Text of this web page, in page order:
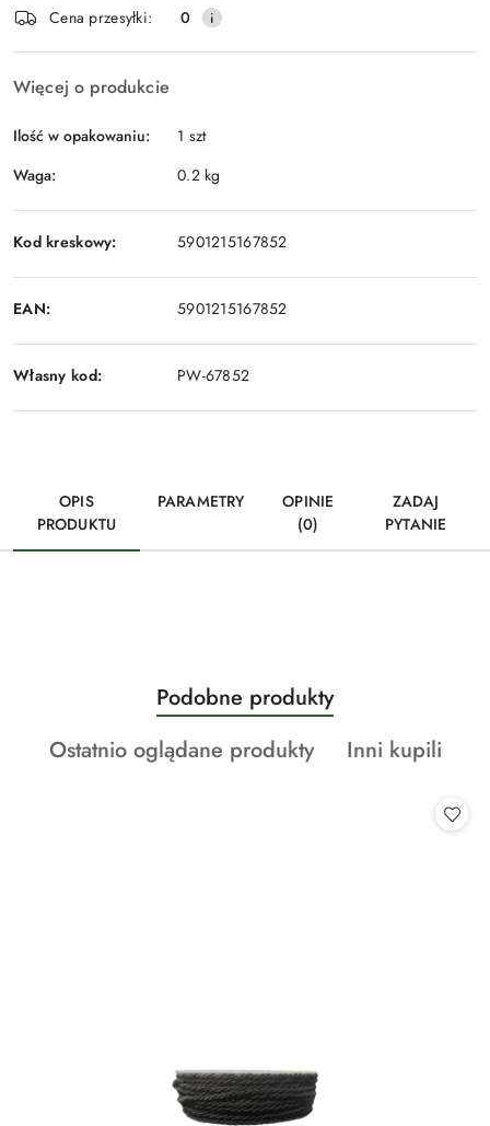
Cena przesyłki:
0
Więcej o produkcie
Ilość w opakowaniu:
1 szt
Waga:
0.2 kg
Kod kreskowy: 5901215167852
EAN: 5901215167852
Własny kod: PW-67852
OPIS
PRODUKTU
PARAMETRY
OPINIE
(0)
ZADAJ
PYTANIE
Pomiń karuzelę produktów
Produkty
o
statusie:
Podobne produkty
Produkty
Ostatnio oglądane produkty
Produkty
Inni kupili